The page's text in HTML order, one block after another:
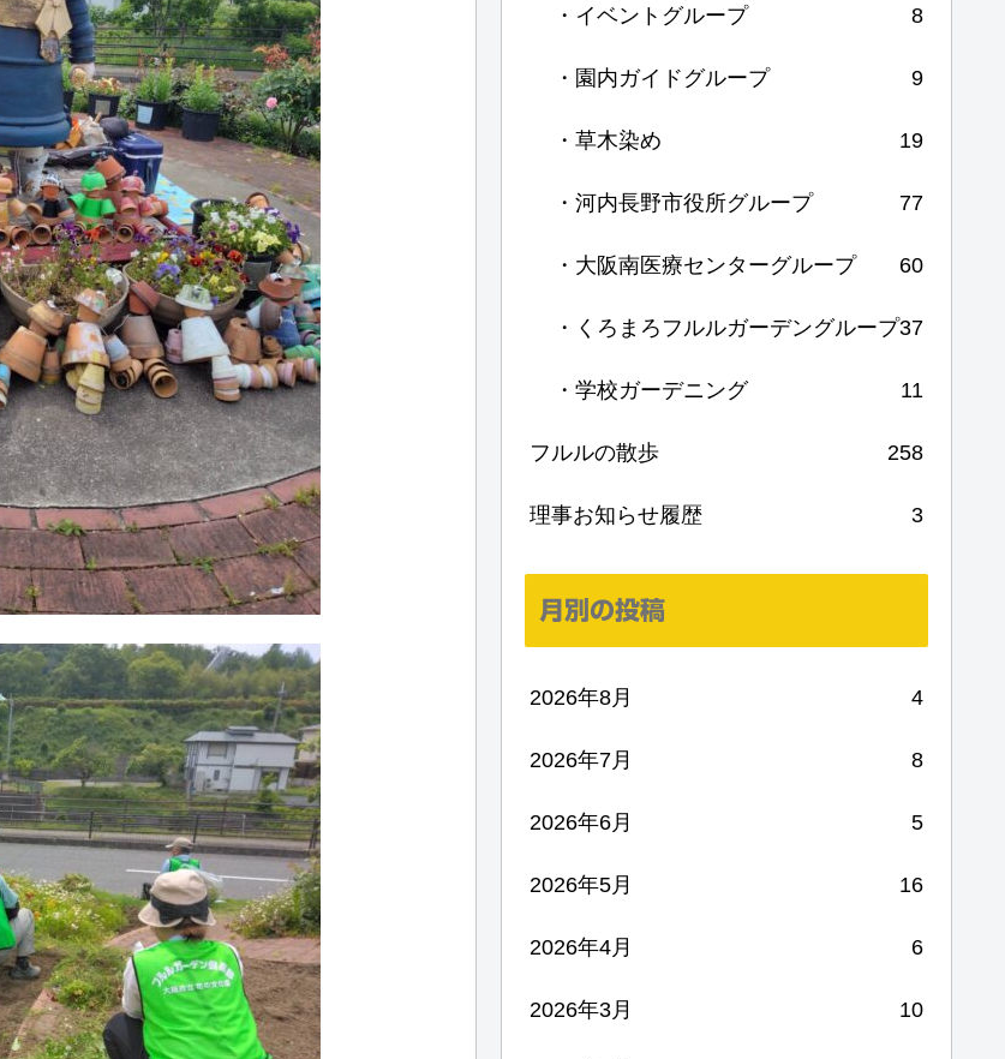
・イベントグループ 8
・園内ガイドグループ 9
・草木染め 19
・河内長野市役所グループ 77
・大阪南医療センターグループ 60
・くろまろフルルガーデングループ37
・学校ガーデニング 11
フルルの散歩 258
理事お知らせ履歴 3
月別の投稿
2026年8月 4
2026年7月 8
2026年6月 5
2026年5月 16
2026年4月 6
2026年3月 10